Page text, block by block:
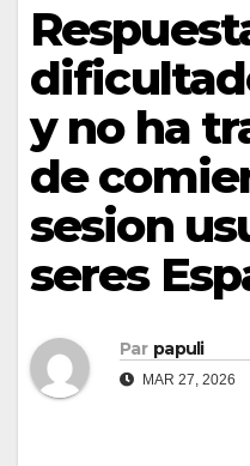
y no ha
de
sesion
seres
Par papuli
MAR 27, 2026